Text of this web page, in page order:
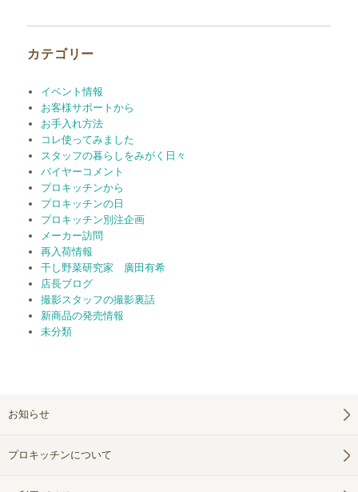
カテゴリー
イベント情報
お客様サポートから
お手入れ方法
コレ使ってみました
スタッフの暮らしをみがく日々
バイヤーコメント
プロキッチンから
プロキッチンの日
プロキッチン別注企画
メーカー訪問
再入荷情報
干し野菜研究家 廣田有希
店長ブログ
撮影スタッフの撮影裏話
新商品の発売情報
未分類
お知らせ
プロキッチンについて